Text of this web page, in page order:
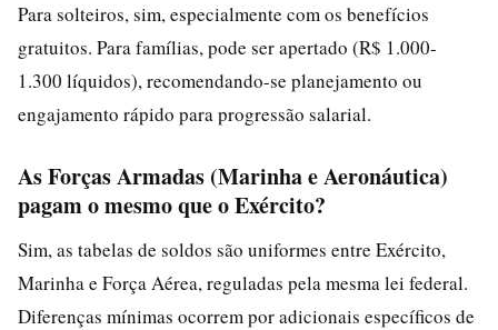
Para solteiros, sim, especialmente com os benefícios
gratuitos. Para famílias, pode ser apertado (R$ 1.000-
1.300 líquidos), recomendando-se planejamento ou
engajamento rápido para progressão salarial.
As Forças Armadas (Marinha e Aeronáutica)
pagam o mesmo que o Exército?
Sim, as tabelas de soldos são uniformes entre Exército,
Marinha e Força Aérea, reguladas pela mesma lei federal.
Diferenças mínimas ocorrem por adicionais específicos de